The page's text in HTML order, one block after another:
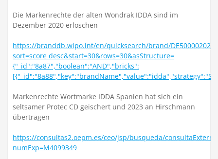
Die Markenrechte der alten Wondrak IDDA sind im
Dezember 2020 erloschen
https://branddb.wipo.int/en/quicksearch/brand/
sort=score desc&start=30&rows=30&asStructure=
{"_id":"8a87","boolean":"AND","bricks":
Markenrechte Wortmarke IDDA Spanien hat sich ein
seltsamer Protec CD geischert und 2023 an Hirschmann
übertragen
https://consultas2.oepm.es/ceo/jsp/busqueda/
numExp=M4099349